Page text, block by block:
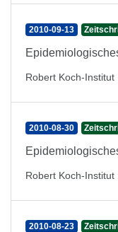
2010-09-13
Robert Koch-Institut
2010-08-30
Robert Koch-Institut
2010-08-23